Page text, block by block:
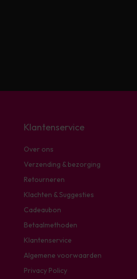
Klantenservice
Over ons
Verzending & bezorging
Retourneren
Klachten & Suggesties
Cadeaubon
Betaalmethoden
Klantenservice
Algemene voorwaarden
Privacy Policy